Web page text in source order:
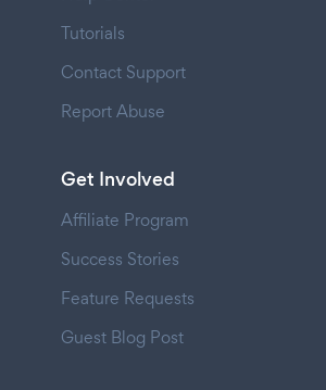
Tutorials
Contact Support
Report Abuse
Get Involved
Affiliate Program
Success Stories
Feature Requests
Guest Blog Post